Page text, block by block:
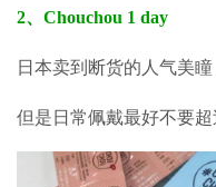
2、Chouchou 1 day
日本卖到断货的人气美瞳
但是日常佩戴最好不要超